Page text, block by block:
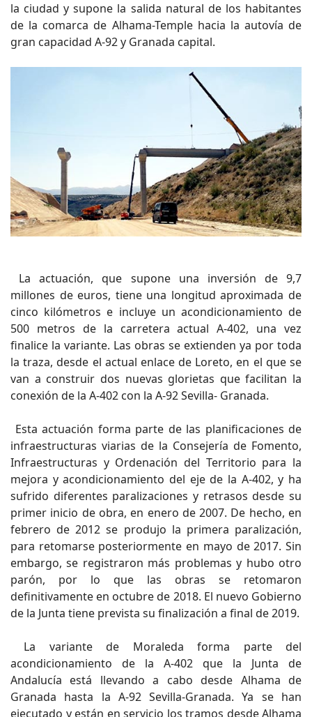
la ciudad y supone la salida natural de los habitantes
de la comarca de Alhama-Temple hacia la autovía de
gran capacidad A-92 y Granada capital.
La actuación, que supone una inversión de 9,7
millones de euros, tiene una longitud aproximada de
cinco kilómetros e incluye un acondicionamiento de
500 metros de la carretera actual A-402, una vez
finalice la variante. Las obras se extienden ya por toda
la traza, desde el actual enlace de Loreto, en el que se
van a construir dos nuevas glorietas que facilitan la
conexión de la A-402 con la A-92 Sevilla- Granada.
Esta actuación forma parte de las planificaciones de
infraestructuras viarias de la Consejería de Fomento,
Infraestructuras y Ordenación del Territorio para la
mejora y acondicionamiento del eje de la A-402, y ha
sufrido diferentes paralizaciones y retrasos desde su
primer inicio de obra, en enero de 2007. De hecho, en
febrero de 2012 se produjo la primera paralización,
para retomarse posteriormente en mayo de 2017. Sin
embargo, se registraron más problemas y hubo otro
parón, por lo que las obras se retomaron
definitivamente en octubre de 2018. El nuevo Gobierno
de la Junta tiene prevista su finalización a final de 2019.
La variante de Moraleda forma parte del
acondicionamiento de la A-402 que la Junta de
Andalucía está llevando a cabo desde Alhama de
Granada hasta la A-92 Sevilla-Granada. Ya se han
ejecutado y están en servicio los tramos desde Alhama